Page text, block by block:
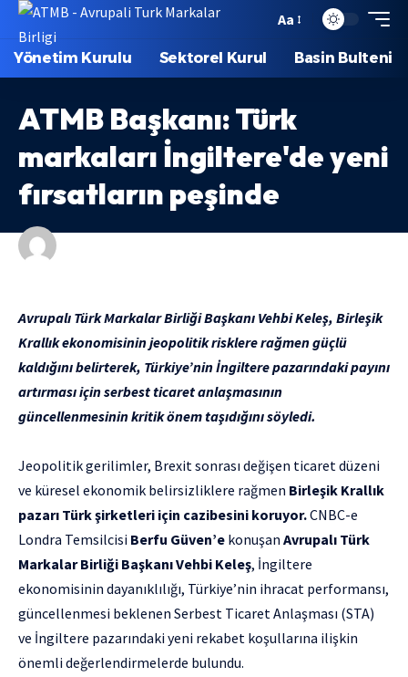
Aa
Yönetim Kurulu Sektorel Kurul Basin Bulteni
ATMB Başkanı: Türk
markaları İngiltere'de yeni
fırsatların peşinde
Avrupalı Türk Markalar Birliği Başkanı Vehbi Keleş, Birleşik
Krallık ekonomisinin jeopolitik risklere rağmen güçlü
kaldığını belirterek, Türkiye’nin İngiltere pazarındaki payını
artırması için serbest ticaret anlaşmasının
güncellenmesinin kritik önem taşıdığını söyledi.
Jeopolitik gerilimler, Brexit sonrası değişen ticaret düzeni
ve küresel ekonomik belirsizliklere rağmen Birleşik Krallık
pazarı Türk şirketleri için cazibesini koruyor.CNBC-e
Londra Temsilcisi Berfu Güven’e konuşan Avrupalı Türk
Markalar Birliği Başkanı Vehbi Keleş, İngiltere
ekonomisinin dayanıklılığı, Türkiye’nin ihracat performansı,
güncellenmesi beklenen Serbest Ticaret Anlaşması (STA)
ve İngiltere pazarındaki yeni rekabet koşullarına ilişkin
önemli değerlendirmelerde bulundu.